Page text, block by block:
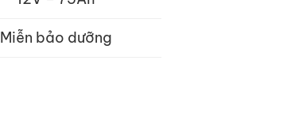
Miễn bảo dưỡng